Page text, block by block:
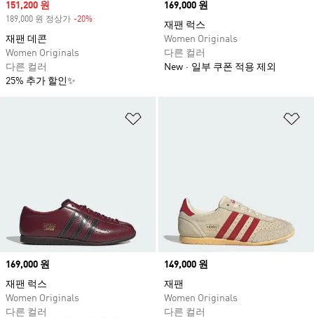
Sale price
151,200 원
189,000 원 정상가 -20%
재팬 데콘
Women Originals
다른 컬러
25% 추가 할인✨
Price
169,000 원
재팬 럭스
Women Originals
다른 컬러
New
일부 쿠폰 적용 제외
Price
169,000 원
재팬 럭스
Women Originals
다른 컬러
Price
149,000 원
재팬
Women Originals
다른 컬러